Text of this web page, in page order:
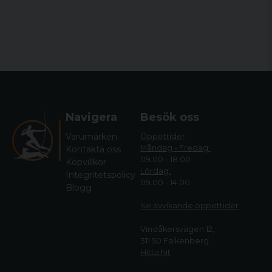
Navigera
Varumärken
Kontakta oss
Köpvillkor
Integritetspolicy
Blogg
Besök oss
Öppettider
Måndag - Fredag:
09.00 - 18.00
Lördag:
09.00 - 14.00
Se avvikande öppettider
Vindåkersvägen 12,
311 50 Falkenberg
Hitta hit